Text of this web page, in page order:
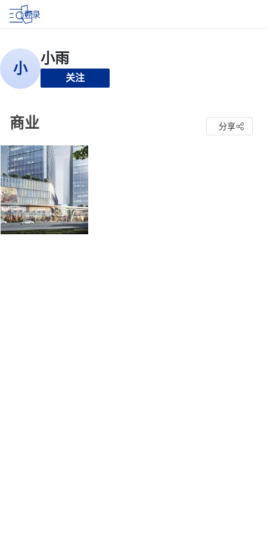
登录
关注
商业 分享